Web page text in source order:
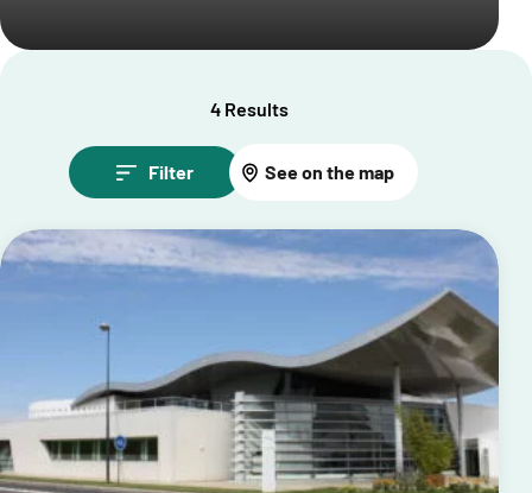
4 Results
Filter See on the map